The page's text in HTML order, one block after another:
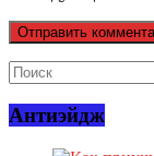
Антиэйдж